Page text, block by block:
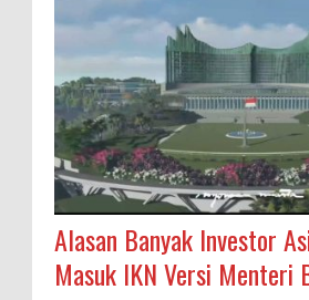
Alasan Banyak Investor
Masuk IKN Versi Menteri